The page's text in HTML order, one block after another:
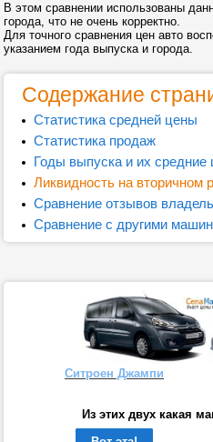
В этом сравнении использованы
города, что не очень корректно.
Для точного сравнения цен авто
указанием года выпуска и города.
Содержание
Статистика средней цены
Статистика продаж
Годы выпуска и их средние
Ликвидность на вторичном
Сравнение отзывов
Сравнение с другими
Ситроен Джампи
Из этих двух какая